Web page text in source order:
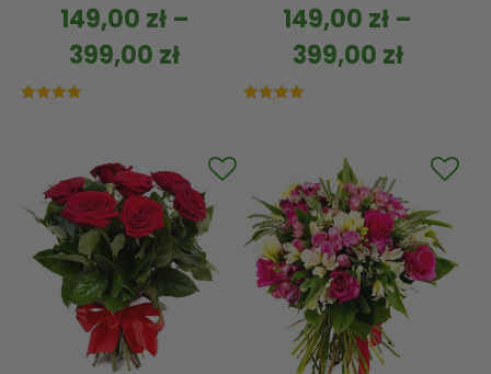
149,00 zł–
399,00 zł
149,00 zł –
399,00 zł